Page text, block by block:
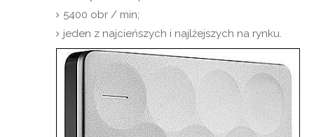
5400 obr / min;
jeden z najcieńszych i najlżejszych na rynku.